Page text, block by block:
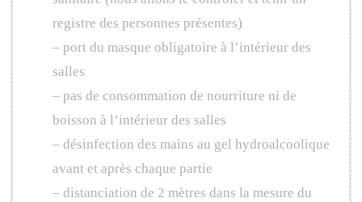
registre des personnes présentes)
– port du masque obligatoire à l’intérieur des
salles
– pas de consommation de nourriture ni de
boisson à l’intérieur des salles
– désinfection des mains au gel hydroalcoolique
avant et après chaque partie
– distanciation de 2 mètres dans la mesure du